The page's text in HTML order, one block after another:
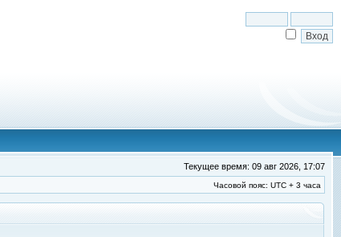
Текущее время: 09 авг 2026, 17:07
Часовой пояс: UTC + 3 часа